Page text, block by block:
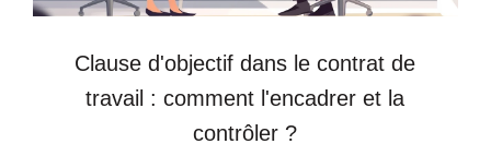
Clause d'objectif dans le contrat de
travail : comment l'encadrer et la
contrôler ?